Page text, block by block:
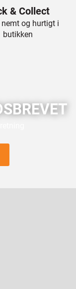
& Collect
og hurtigt i
butikken